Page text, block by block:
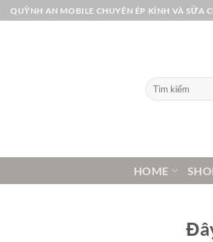
Bỏ
qua
QUỲNH AN MOBILE CHUYÊN ÉP KÍNH VÀ SỬA
Tìm
kiếm:
HOME